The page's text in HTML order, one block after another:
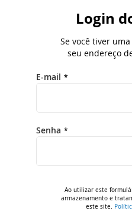
Login
Se você tiver
seu endereço
E-mail
Senha
Ao utilizar este
armazenamento e
este site.